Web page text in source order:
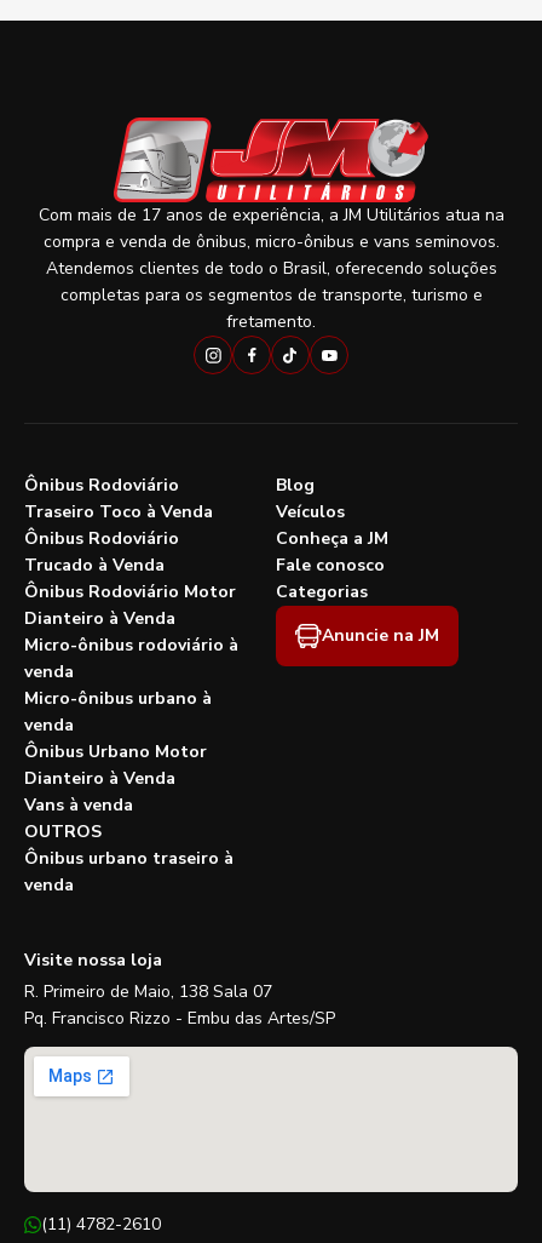
Com mais de 17 anos de experiência, a JM Utilitários atua na
compra e venda de ônibus, micro-ônibus e vans seminovos.
Atendemos clientes de todo o Brasil, oferecendo soluções
completas para os segmentos de transporte, turismo e
fretamento.
Ônibus Rodoviário
Traseiro Toco à Venda
Ônibus Rodoviário
Trucado à Venda
Ônibus Rodoviário Motor
Dianteiro à Venda
Micro-ônibus rodoviário à
venda
Micro-ônibus urbano à
venda
Ônibus Urbano Motor
Dianteiro à Venda
Vans à venda
OUTROS
Ônibus urbano traseiro à
venda
Blog
Veículos
Conheça a JM
Fale conosco
Categorias
Anuncie na JM
Visite nossa loja
R. Primeiro de Maio, 138 Sala 07
Pq. Francisco Rizzo - Embu das Artes/SP
(11) 4782-2610